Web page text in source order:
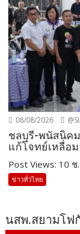
08/08/2026
ชลบุรี-พนัสนิคม
แก้โจทย์เหลื่อ
Post Views: 10 ช
ข่าวทั่วไทย
นสพ.สยามโฟ